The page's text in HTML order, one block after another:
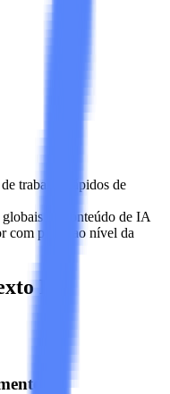
trabalho rápidos de
de conteúdo de IA
com pistas ao nível da
Foi